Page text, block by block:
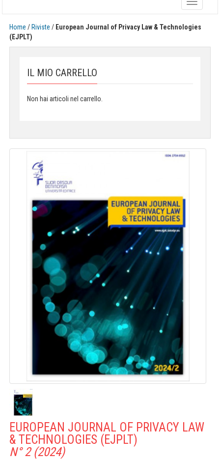
Toggle
navigation
Home / Riviste / European Journal of Privacy Law & Technologies
(EJPLT)
IL MIO CARRELLO
Non hai articoli nel carrello.
EUROPEAN JOURNAL OF PRIVACY LAW
& TECHNOLOGIES (EJPLT)
N° 2 (2024)